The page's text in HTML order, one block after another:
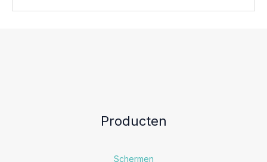
Producten
Schermen